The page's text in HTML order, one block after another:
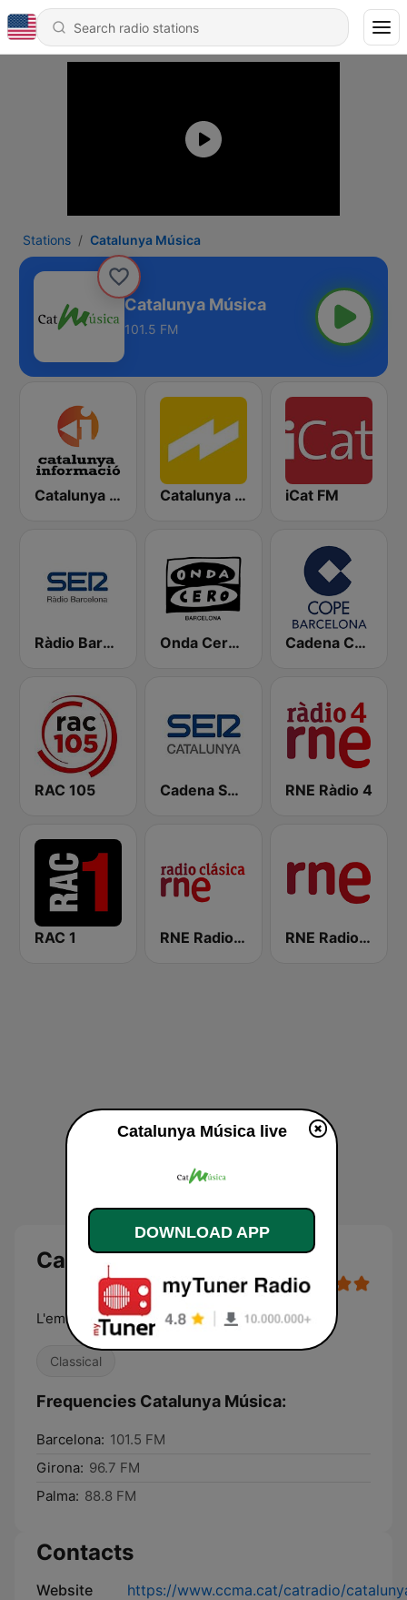
Stations Catalunya Música
Catalunya Música
101.5 FM
Catalunya Informació Catalunya Ràdio iCat FM
Ràdio Barcelona SER Onda Cero Barcelona Cadena COPE Barcelona FM
RAC 105 Cadena SER Catalunya RNE Ràdio 4
RAC 1 RNE Radio Clásica RNE Radio Nacional
Catalunya Música
L'emissora de música clàssica
Classical
Frequencies Catalunya Música:
Barcelona: 101.5 FM
Girona: 96.7 FM
Palma: 88.8 FM
Contacts
Website
https://www.ccma.cat/catradio/
Catalunya Música live
DOWNLOAD APP